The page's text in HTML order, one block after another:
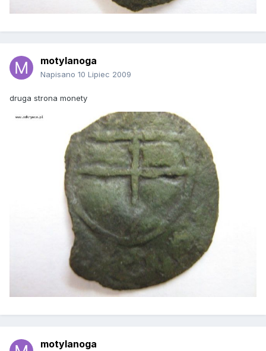
motylanoga
Napisano 10 Lipiec 2009
druga strona monety
motylanoga